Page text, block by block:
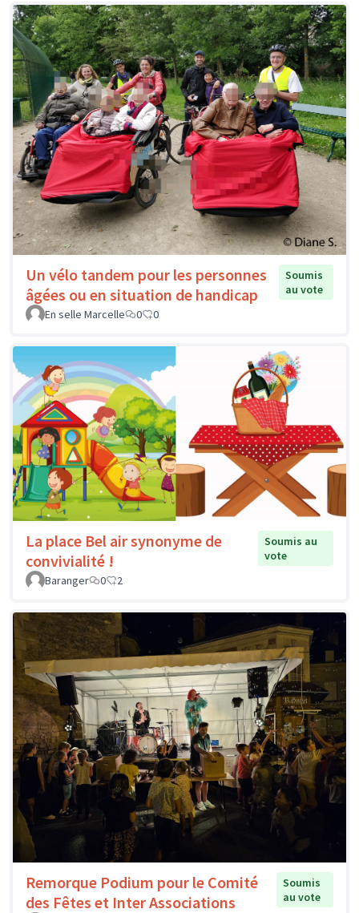
Un vélo tandem pour les personnes
âgées ou en situation de handicap
Soumis
au vote
En selle Marcelle
0 0
La place Bel air synonyme de
convivialité !
Soumis au
vote
Baranger
0 2
Remorque Podium pour le Comité
des Fêtes et Inter Associations
Soumis
au vote